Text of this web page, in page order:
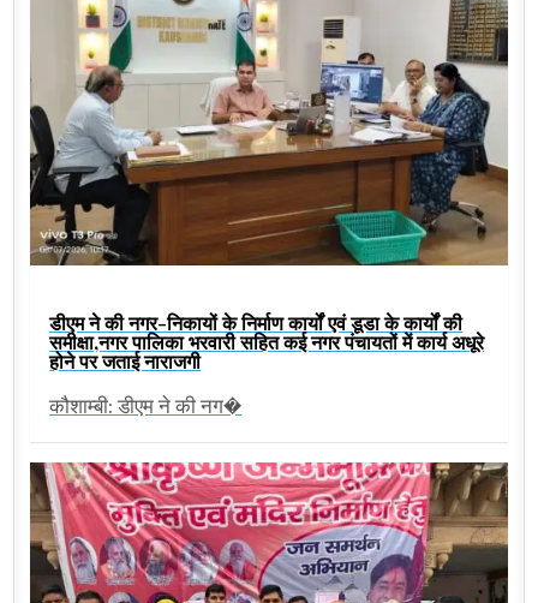
डीएम ने की नगर-निकायों के निर्माण कार्यों एवं डूडा के कार्यों की
समीक्षा,नगर पालिका भरवारी सहित कई नगर पंचायतों में कार्य अधूरे
होने पर जताई नाराजगी
कौशाम्बी: डीएम ने की नग�